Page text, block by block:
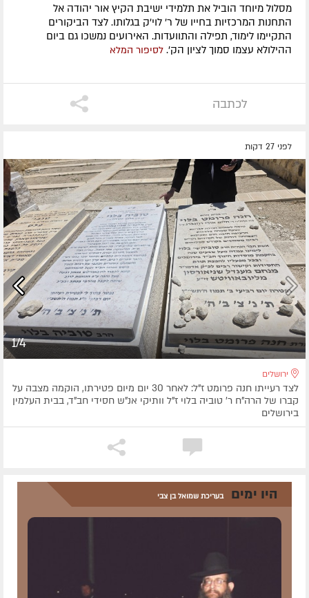
מסלול מיוחד הוביל את תלמידי ישיבת הקיץ אור יהודה אל
התחנות המרכזיות בחייו של ר' לוי'ק בגלותו. לצד הביקורים
התקיימו לימוד, תפילה והתוועדות. האירועים נמשכו גם ביום
ההילולא עצמו סמוך לציון הק'. לסיפור המלא
לכתבה
לפני 27 דקות
1/4
ירושלים
לצד רעייתו חנה פרומט ז"ל: לאחר 30 יום מיום פטירתו, הוקמה מצבה על
קברו של הרה"ח ר' טוביה בלוי ז"ל וותיקי אנ"ש חסידי חב"ד, בבית העלמין
בירושלים
היו ימים בעריכת שמואל בן צבי